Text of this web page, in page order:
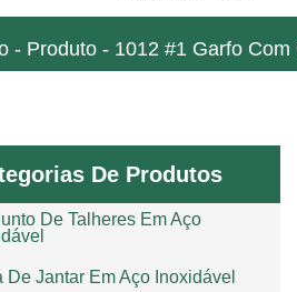
- Produto - 1012 #1 Garfo
De Produtos
De Talheres Em Aço
De Jantar Em Aço Inoxidável